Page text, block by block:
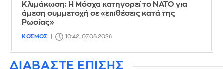
Κλιμάκωση: Η Μόσχα κατηγορεί το ΝΑΤΟ για
άμεση συμμετοχή σε «επιθέσεις κατά της
Ρωσίας»
ΚΟΣΜΟΣ 10:42, 07.08.2026
ΔΙΑΒΑΣΤΕ ΕΠΙΣΗΣ